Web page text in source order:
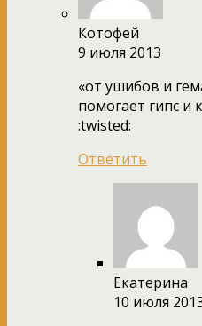
Котофей
9 июля 2013
«от ушибов и
помогает гипс и
:twisted:
Ответить
Екатерина
10 июля